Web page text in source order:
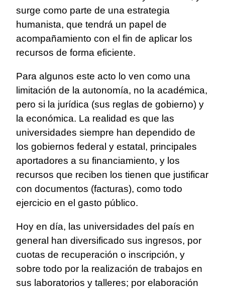
surge como parte de una estrategia
humanista, que tendrá un papel de
acompañamiento con el fin de aplicar los
recursos de forma eficiente.
Para algunos este acto lo ven como una
limitación de la autonomía, no la académica,
pero si la jurídica (sus reglas de gobierno) y
la económica. La realidad es que las
universidades siempre han dependido de
los gobiernos federal y estatal, principales
aportadores a su financiamiento, y los
recursos que reciben los tienen que justificar
con documentos (facturas), como todo
ejercicio en el gasto público.
Hoy en día, las universidades del país en
general han diversificado sus ingresos, por
cuotas de recuperación o inscripción, y
sobre todo por la realización de trabajos en
sus laboratorios y talleres; por elaboración